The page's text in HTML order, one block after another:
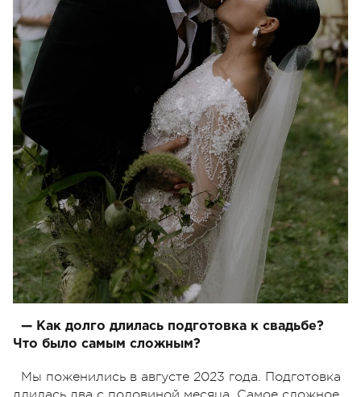
— Как долго длилась подготовка к свадьбе?
Что было самым сложным?
Мы поженились в августе 2023 года. Подготовка